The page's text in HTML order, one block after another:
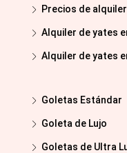
Precios de
Alquiler de yates
Alquiler de yates
Goletas Estándar
Goleta de Lujo
Goletas de Ultra